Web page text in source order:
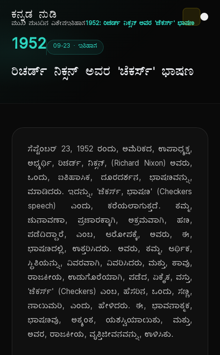
ಕನ್ನಡ ನುಡಿ
ಮುಖ ಪುಟದಿನ ವಿಶೇಷಇತಿಹಾಸ1952: ರಿಚರ್ಡ್ ನಿಕ್ಸನ್ ಅವರ 'ಚೆಕರ್ಸ್' ಭಾಷಣ
1952 09-23 · ಇತಿಹಾಸ
ರಿಚರ್ಡ್ ನಿಕ್ಸನ್ ಅವರ 'ಚೆಕರ್ಸ್' ಭಾಷಣ
ಸೆಪ್ಟೆಂಬರ್ 23, 1952 ರಂದು, ಅಮೆರಿಕದ, ಉಪಾಧ್ಯಕ್ಷ,
ಅಭ್ಯರ್ಥಿ, ರಿಚರ್ಡ್, ನಿಕ್ಸನ್, (Richard Nixon) ಅವರು,
ಒಂದು, ಐತಿಹಾಸಿಕ, ದೂರದರ್ಶನ, ಭಾಷಣವನ್ನು,
ಮಾಡಿದರು. ಇದನ್ನು, 'ಚೆಕರ್ಸ್, ಭಾಷಣ' (Checkers
speech) ಎಂದು, ಕರೆಯಲಾಗುತ್ತದೆ. ತಮ್ಮ,
ಚುನಾವಣಾ, ಪ್ರಚಾರಕ್ಕಾಗಿ, ಅಕ್ರಮವಾಗಿ, ಹಣ,
ಪಡೆದಿದ್ದಾರೆ, ಎಂಬ, ಆರೋಪಕ್ಕೆ, ಅವರು, ಈ,
ಭಾಷಣದಲ್ಲಿ, ಉತ್ತರಿಸಿದರು. ಅವರು, ತಮ್ಮ, ಆರ್ಥಿಕ,
ಸ್ಥಿತಿಯನ್ನು, ವಿವರವಾಗಿ, ವಿವರಿಸಿದರು, ಮತ್ತು, ತಾವು,
ರಾಜಕೀಯ, ಉಡುಗೊರೆಯಾಗಿ, ಪಡೆದ, ಏಕೈಕ, ವಸ್ತು,
'ಚೆಕರ್ಸ್' (Checkers) ಎಂಬ, ಹೆಸರಿನ, ಒಂದು, ಸಣ್ಣ,
ನಾಯಿಮರಿ, ಎಂದು, ಹೇಳಿದರು. ಈ, ಭಾವನಾತ್ಮಕ,
ಭಾಷಣವು, ಅತ್ಯಂತ, ಯಶಸ್ವಿಯಾಯಿತು, ಮತ್ತು,
ಅವರ, ರಾಜಕೀಯ, ವೃತ್ತಿಜೀವನವನ್ನು, ಉಳಿಸಿತು.